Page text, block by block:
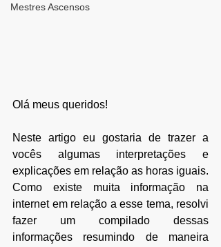
Mestres Ascensos
Olá meus queridos!
Neste artigo eu gostaria de trazer a
vocês algumas interpretações e
Como existe muita informação na
internet em relação a esse tema, resolvi
fazer um compilado dessas
informações resumindo de maneira